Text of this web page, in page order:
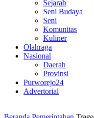
Sejarah
Seni Budaya
Seni
Komunitas
Kuliner
Olahraga
Nasional
Daerah
Provinsi
Purworejo24
Advertorial